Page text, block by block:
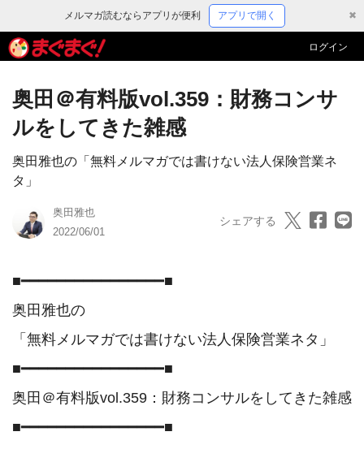
メルマガ読むならアプリが便利 アプリで開く ✖
ログイン
奥田＠有料版vol.359：財務コンサ
ルをしてきた雑感
奥田雅也の「無料メルマガでは書けない法人保険営業ネ
タ」
奥田雅也
2022/06/01
シェアする
■━━━━━━━━━━━━━━━━■
奥田雅也の
「無料メルマガでは書けない法人保険営業ネタ」
■━━━━━━━━━━━━━━━━■
奥田＠有料版vol.359：財務コンサルをしてきた雑感
■━━━━━━━━━━━━━━━━■